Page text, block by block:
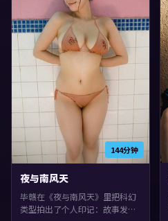
144分钟
夜与南风天
毕赣在《夜与南风天》里把科幻
类型拍出了个人印记：故事发生